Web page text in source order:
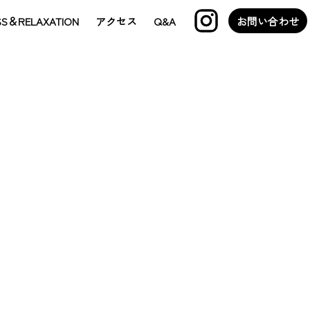
＆RELAXATION アクセス Q&A お問い合わせ